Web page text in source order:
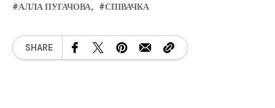
АЛЛА ПУГАЧОВА СПІВАЧКА
SHARE